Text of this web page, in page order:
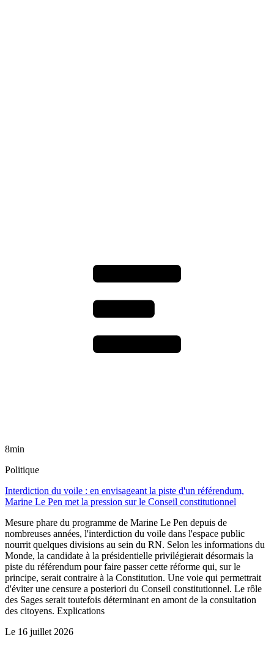
8min
Politique
Interdiction du voile : en envisageant la piste d'un référendum,
Marine Le Pen met la pression sur le Conseil constitutionnel
Mesure phare du programme de Marine Le Pen depuis de
nombreuses années, l'interdiction du voile dans l'espace public
nourrit quelques divisions au sein du RN. Selon les informations du
Monde, la candidate à la présidentielle privilégierait désormais la
piste du référendum pour faire passer cette réforme qui, sur le
principe, serait contraire à la Constitution. Une voie qui permettrait
d'éviter une censure a posteriori du Conseil constitutionnel. Le rôle
des Sages serait toutefois déterminant en amont de la consultation
des citoyens. Explications
Le 16 juillet 2026